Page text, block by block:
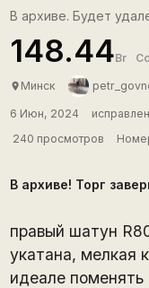
В архиве. Будет
148.44Br
place Минск
6 Июн, 2024
240 просмотров
В архиве! Торг
правый шатун
укатана, мелкая
идеале поменять